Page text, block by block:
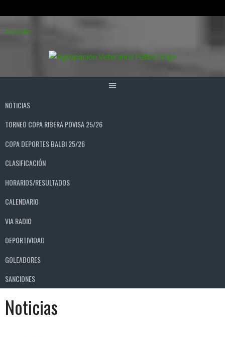
alAcceder
NOTICIAS
TORNEO COPA RIBERA POVISA 25/26
COPA DEPORTES BALBI 25/26
CLASIFICACIÓN
HORARIOS/RESULTADOS
CALENDARIO
VIA RADIO
DEPORTIVIDAD
GOLEADORES
SANCIONES
Noticias